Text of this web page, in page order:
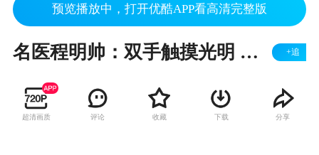
预览播放中，打开优酷APP看高清完整版
名医程明帅：双手触摸光明 点亮黑暗人生 +追
超清画质 评论 收藏 下载 分享